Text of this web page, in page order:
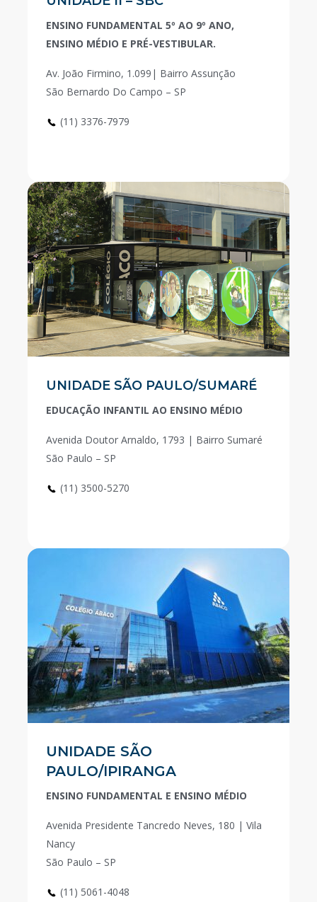
ENSINO FUNDAMENTAL 5º AO 9º ANO,
ENSINO MÉDIO E PRÉ-VESTIBULAR.
Av. João Firmino, 1.099| Bairro Assunção
São Bernardo Do Campo – SP
(11) 3376-7979
UNIDADE SÃO PAULO/SUMARÉ
EDUCAÇÃO INFANTIL AO ENSINO MÉDIO
Avenida Doutor Arnaldo, 1793 | Bairro Sumaré
São Paulo – SP
(11) 3500-5270
UNIDADE SÃO
PAULO/IPIRANGA
ENSINO FUNDAMENTAL E ENSINO MÉDIO
Avenida Presidente Tancredo Neves, 180 | Vila
Nancy
São Paulo – SP
(11) 5061-4048